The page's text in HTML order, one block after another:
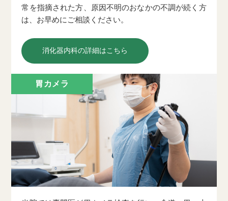
常を指摘された方、原因不明のおなかの不調が続く方
は、お早めにご相談ください。
消化器内科の詳細はこちら
胃カメラ